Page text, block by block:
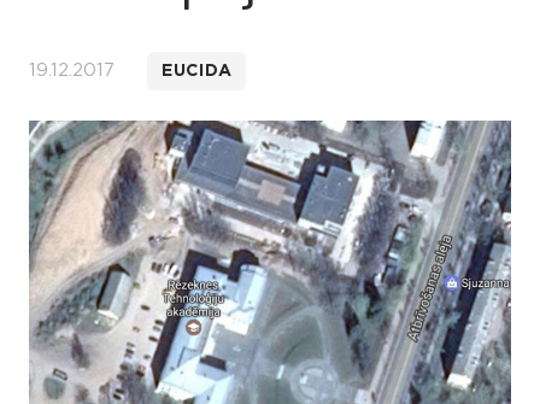
19.12.2017 EUCIDA